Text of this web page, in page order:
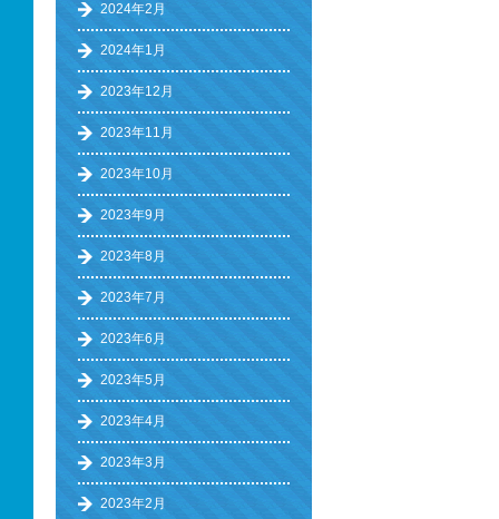
2024年2月
2024年1月
2023年12月
2023年11月
2023年10月
2023年9月
2023年8月
2023年7月
2023年6月
2023年5月
2023年4月
2023年3月
2023年2月